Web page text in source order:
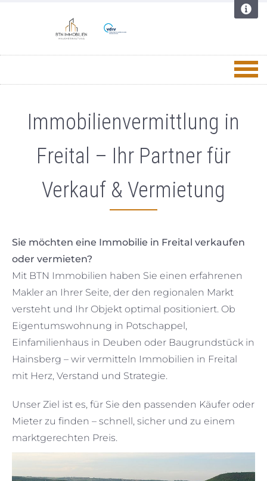
Immobilienvermittlung in
Freital – Ihr Partner für
Verkauf & Vermietung
Sie möchten eine Immobilie in Freital verkaufen
oder vermieten?
Mit BTN Immobilien haben Sie einen erfahrenen
Makler an Ihrer Seite, der den regionalen Markt
versteht und Ihr Objekt optimal positioniert. Ob
Eigentumswohnung in Potschappel,
Einfamilienhaus in Deuben oder Baugrundstück in
Hainsberg – wir vermitteln Immobilien in Freital
mit Herz, Verstand und Strategie.
Unser Ziel ist es, für Sie den passenden Käufer oder
Mieter zu finden – schnell, sicher und zu einem
marktgerechten Preis.